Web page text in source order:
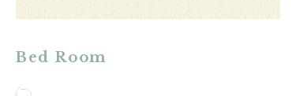
Bed Room